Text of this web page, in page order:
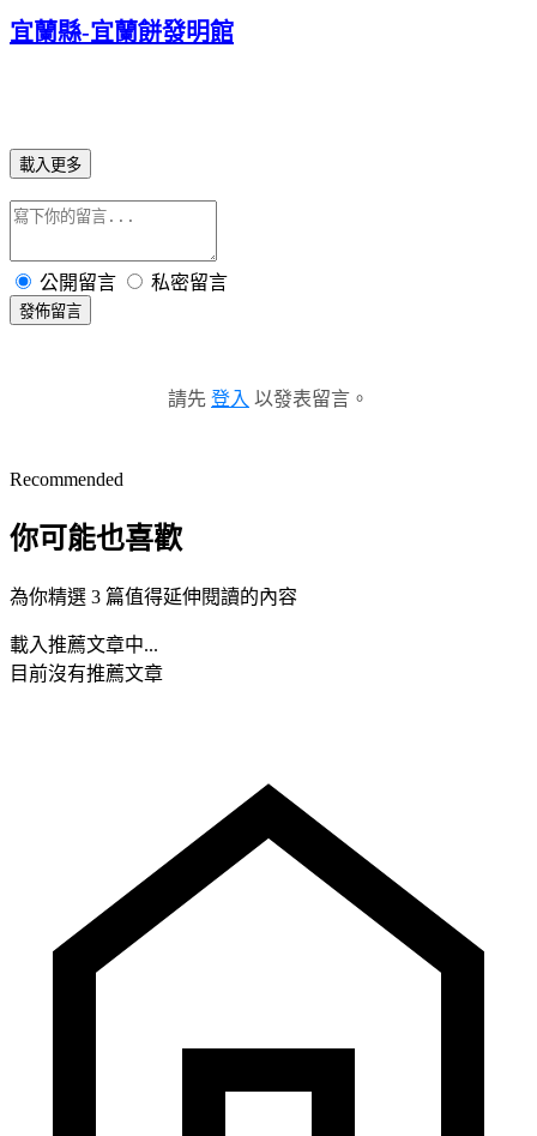
宜蘭縣-宜蘭餅發明館
載入更多
公開留言 私密留言
發佈留言
請先 登入 以發表留言。
Recommended
你可能也喜歡
為你精選 3 篇值得延伸閱讀的內容
載入推薦文章中...
目前沒有推薦文章